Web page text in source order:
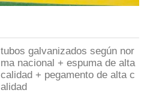
tubos galvanizados según nor
ma nacional + espuma de alta
calidad + pegamento de alta c
alidad